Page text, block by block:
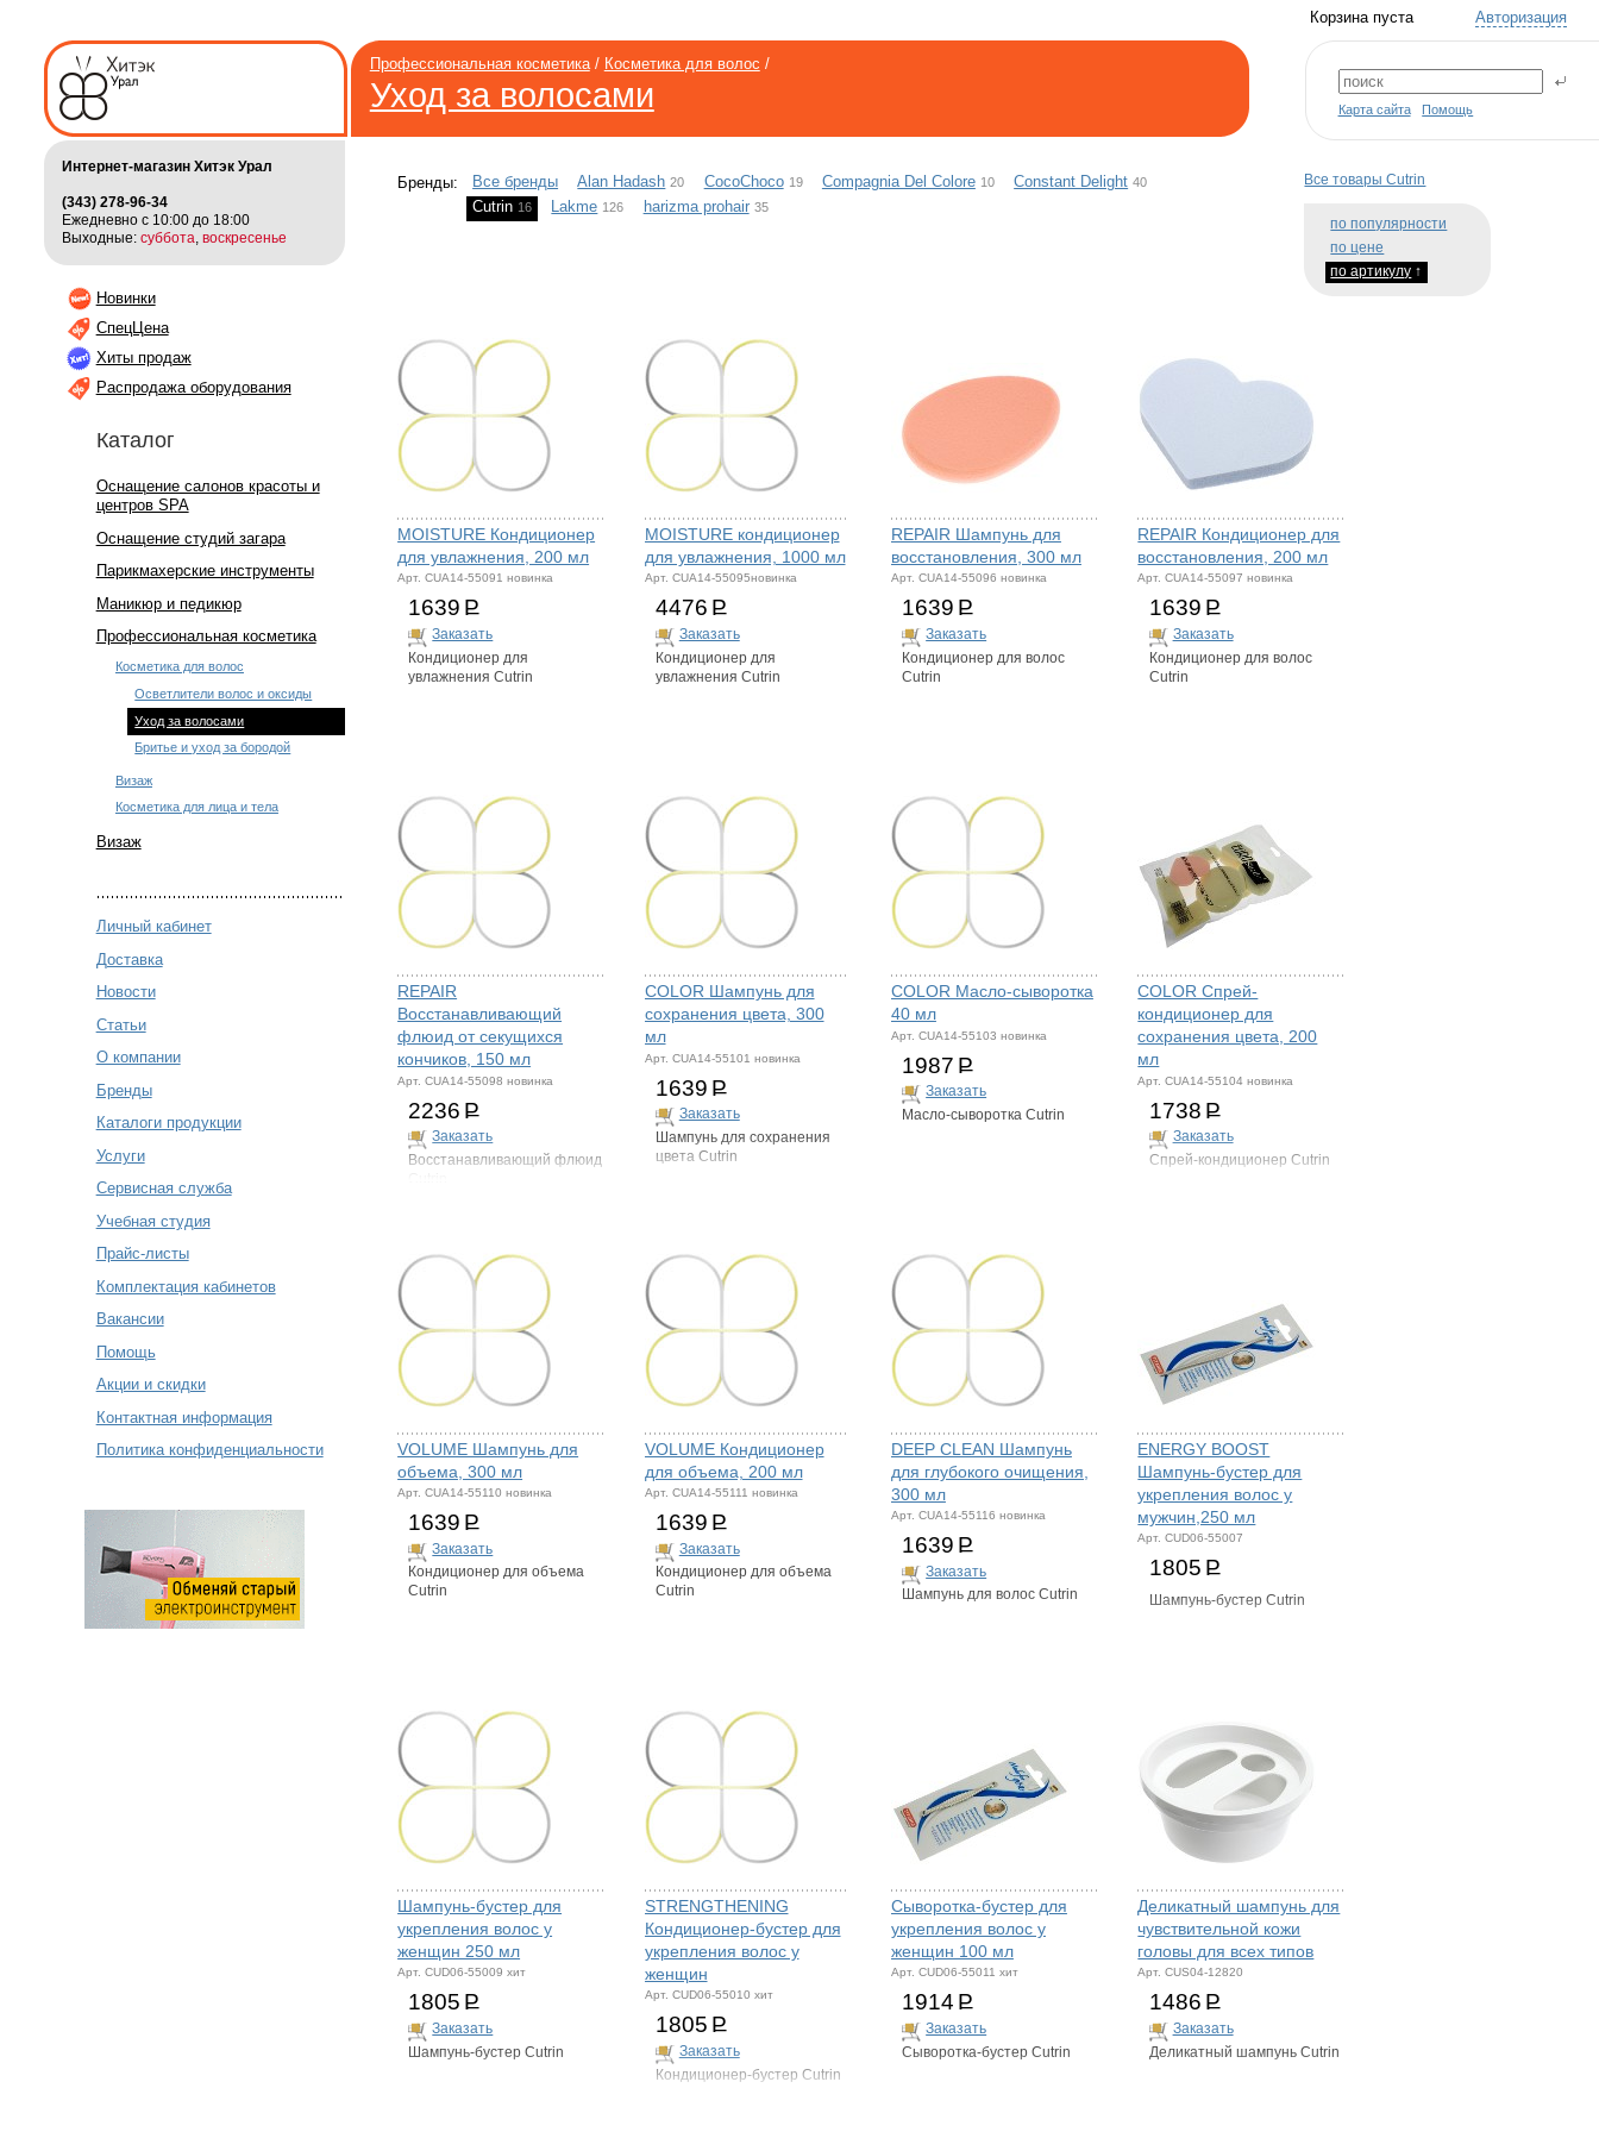
Авторизация
Корзина пуста
Карта сайта Помощь
Профессиональная косметика/ Косметика для волос /
Уход за волосами
Интернет-магазин Хитэк Урал
(343) 278-96-34
Ежедневно с 10:00 до 18:00
Выходные: суббота воскресенье
Новинки
СпецЦена
Хиты продаж
Распродажа оборудования
Каталог
Оснащение салонов красоты и
центров SPA
Оснащение студий загара
Парикмахерские инструменты
Маникюр и педикюр
Профессиональная косметика
Косметика для волос
Осветлители волос и оксиды
Уход за волосами
Бритье и уход за бородой
Визаж
Косметика для лица и тела
Визаж
Личный кабинет
Доставка
Новости
Статьи
О компании
Бренды
Каталоги продукции
Услуги
Сервисная служба
Учебная студия
Прайс-листы
Комплектация кабинетов
Вакансии
Помощь
Акции и скидки
Контактная информация
Политика конфиденциальности
Все товары Cutrin
по популярности
по цене
по артикулу ↑
Бренды: Все бренды Alan Hadash 20 CocoChoco 19 Compagnia Del Colore 10 Constant Delight 40
Cutrin 16 Lakme 126 harizma prohair 35
MOISTURE Кондиционер
для увлажнения, 200 мл
Арт. CUA14-55091 новинка
1639 Р
Заказать
Кондиционер для
увлажнения Cutrin
MOISTURE кондиционер
для увлажнения, 1000 мл
Арт. CUA14-55095новинка
4476 Р
Заказать
Кондиционер для
увлажнения Cutrin
REPAIR Шампунь для
восстановления, 300 мл
Арт. CUA14-55096 новинка
1639 Р
Заказать
Кондиционер для волос
Cutrin
REPAIR Кондиционер для
восстановления, 200 мл
Арт. CUA14-55097 новинка
1639 Р
Заказать
Кондиционер для волос
Cutrin
REPAIR
Восстанавливающий
флюид от секущихся
кончиков, 150 мл
Арт. CUA14-55098 новинка
2236 Р
Заказать
Восстанавливающий флюид
COLOR Шампунь для
сохранения цвета, 300
мл
Арт. CUA14-55101 новинка
1639 Р
Заказать
Шампунь для сохранения
цвета Cutrin
COLOR Масло-сыворотка
40 мл
Арт. CUA14-55103 новинка
1987 Р
Заказать
Масло-сыворотка Cutrin
COLOR Спрей-
кондиционер для
сохранения цвета, 200
мл
Арт. CUA14-55104 новинка
1738 Р
Заказать
Спрей-кондиционер Cutrin
VOLUME Шампунь для
объема, 300 мл
Арт. CUA14-55110 новинка
1639 Р
Заказать
Кондиционер для объема
Cutrin
VOLUME Кондиционер
для объема, 200 мл
Арт. CUA14-55111 новинка
1639 Р
Заказать
Кондиционер для объема
Cutrin
DEEP CLEAN Шампунь
для глубокого очищения,
300 мл
Арт. CUA14-55116 новинка
1639 Р
Заказать
Шампунь для волос Cutrin
ENERGY BOOST
Шампунь-бустер для
укрепления волос у
мужчин,250 мл
Арт. CUD06-55007
1805 Р
Шампунь-бустер Cutrin
Шампунь-бустер для
укрепления волос у
женщин 250 мл
Арт. CUD06-55009 хит
1805 Р
Заказать
Шампунь-бустер Cutrin
STRENGTHENING
Кондиционер-бустер для
укрепления волос у
женщин
Арт. CUD06-55010 хит
1805 Р
Заказать
Кондиционер-бустер Cutrin
Сыворотка-бустер для
укрепления волос у
женщин 100 мл
Арт. CUD06-55011 хит
1914 Р
Заказать
Сыворотка-бустер Cutrin
Деликатный шампунь для
чувствительной кожи
головы для всех типов
Арт. CUS04-12820
1486 Р
Заказать
Деликатный шампунь Cutrin